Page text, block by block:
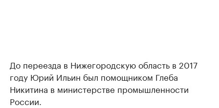
До переезда в Нижегородскую область в 2017
году Юрий Ильин был помощником Глеба
Никитина в министерстве промышленности
России.